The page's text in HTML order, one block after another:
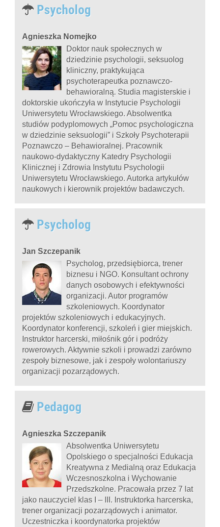
Psycholog
Agnieszka Nomejko
Doktor nauk społecznych w
dziedzinie psychologii, seksuolog
kliniczny, praktykująca
psychoterapeutka poznawczo-
behawioralną. Studia magisterskie i
doktorskie ukończyła w Instytucie Psychologii
Uniwersytetu Wrocławskiego. Absolwentka
studiów podyplomowych „Pomoc psychologiczna
w dziedzinie seksuologii” i Szkoły Psychoterapii
Poznawczo – Behawioralnej. Pracownik
naukowo-dydaktyczny Katedry Psychologii
Klinicznej i Zdrowia Instytutu Psychologii
Uniwersytetu Wrocławskiego. Autorka artykułów
naukowych i kierownik projektów badawczych.
Psycholog
Jan Szczepanik
Psycholog, przedsiębiorca, trener
biznesu i NGO. Konsultant ochrony
danych osobowych i efektywności
organizacji. Autor programów
szkoleniowych. Koordynator
projektów szkoleniowych i edukacyjnych.
Koordynator konferencji, szkoleń i gier miejskich.
Instruktor harcerski, miłośnik gór i podróży
rowerowych. Aktywnie szkoli i prowadzi zarówno
zespoły biznesowe, jak i zespoły wolontariuszy
organizacji pozarządowych.
Pedagog
Agnieszka Szczepanik
Absolwentka Uniwersytetu
Opolskiego o specjalności Edukacja
Kreatywna z Medialną oraz Edukacja
Wczesnoszkolna i Wychowanie
Przedszkolne. Pracowała przez 7 lat
jako nauczyciel klas I – III. Instruktorka harcerska,
trener organizacji pozarządowych i animator.
Uczestniczka i koordynatorka projektów